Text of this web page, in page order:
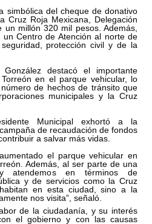
simbólica del cheque de donativo
Cruz Roja Mexicana, Delegación
millón 320 mil pesos. Además,
Centro de Atención al norte de
protección civil y de la
destacó el importante
en el parque vehicular, lo
de hechos de tránsito que
municipales y la Cruz
Municipal exhortó a la
de recaudación de fondos
a salvar más vidas.
el parque vehicular en
Además, al ser parte de una
atendemos en términos de
y de servicios como la Cruz
en esta ciudad, sino a la
nos visita”, señaló.
de la ciudadanía, y su interés
el gobierno y con las causas